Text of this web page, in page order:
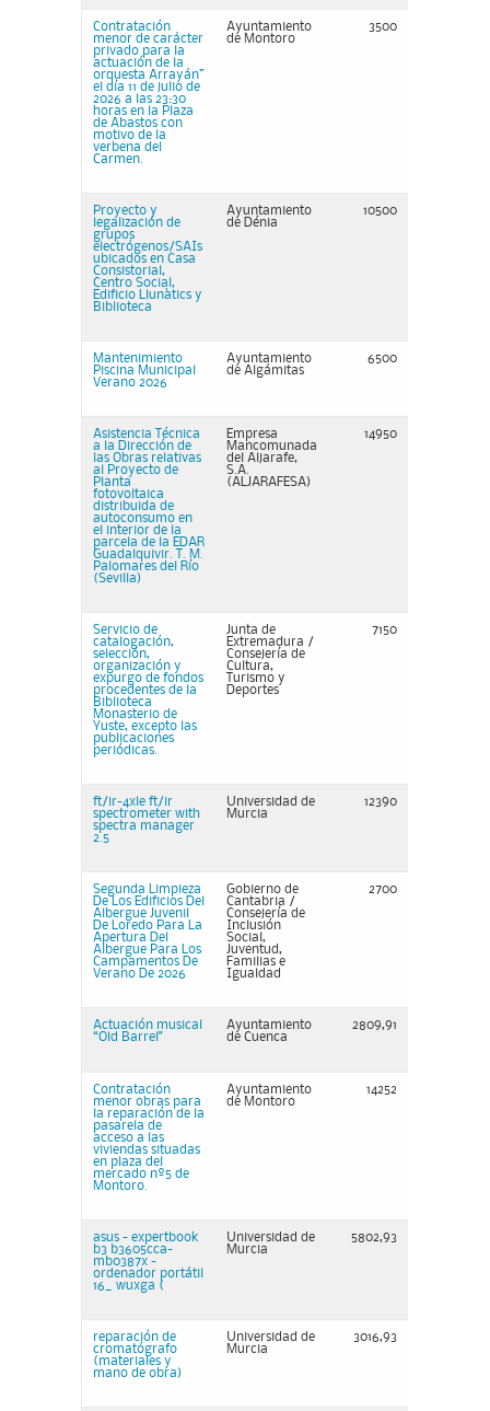
Contratación
menor de carácter
privado para la
actuación de la
orquesta Arrayán”
el día 11 de julio de
2026 a las 23:30
horas en la Plaza
de Abastos con
motivo de la
verbena del
Carmen.
Ayuntamiento
de Montoro
3500
Proyecto y
legalización de
grupos
electrógenos/SAIs
ubicados en Casa
Consistorial,
Centro Social,
Edificio Llunàtics y
Biblioteca
Ayuntamiento
de Dénia
10500
Mantenimiento
Piscina Municipal
Verano 2026
Ayuntamiento
de Algámitas
6500
Asistencia Técnica
a la Dirección de
las Obras relativas
al Proyecto de
Planta
fotovoltaica
distribuida de
autoconsumo en
el interior de la
parcela de la EDAR
Guadalquivir. T. M.
Palomares del Río
(Sevilla)
Empresa
Mancomunada
del Aljarafe,
S.A.
(ALJARAFESA)
14950
Servicio de
catalogación,
selección,
organización y
expurgo de fondos
procedentes de la
Biblioteca
Monasterio de
Yuste, excepto las
publicaciones
periódicas.
Junta de
Extremadura /
Consejería de
Cultura,
Turismo y
Deportes
7150
ft/ir-4xle ft/ir
spectrometer with
spectra manager
2.5
Universidad de
Murcia
12390
Segunda Limpieza
De Los Edificios Del
Albergue Juvenil
De Loredo Para La
Apertura Del
Albergue Para Los
Campamentos De
Verano De 2026
Gobierno de
Cantabria /
Consejería de
Inclusión
Social,
Juventud,
Familias e
Igualdad
2700
Actuación musical
“Old Barrel"
Ayuntamiento
de Cuenca
2809,91
Contratación
menor obras para
la reparación de la
pasarela de
acceso a las
viviendas situadas
en plaza del
mercado nº5 de
Montoro.
Ayuntamiento
de Montoro
14252
asus - expertbook
b3 b3605cca-
mb0387x -
ordenador portátil
16_ wuxga (
Universidad de
Murcia
5802,93
reparación de
cromatógrafo
(materiales y
mano de obra)
Universidad de
Murcia
3016,93